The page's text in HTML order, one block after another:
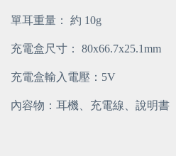
單耳重量： 約 10g
充電盒尺寸： 80x66.7x25.1mm
充電盒輸入電壓：5V
內容物：耳機、充電線、說明書